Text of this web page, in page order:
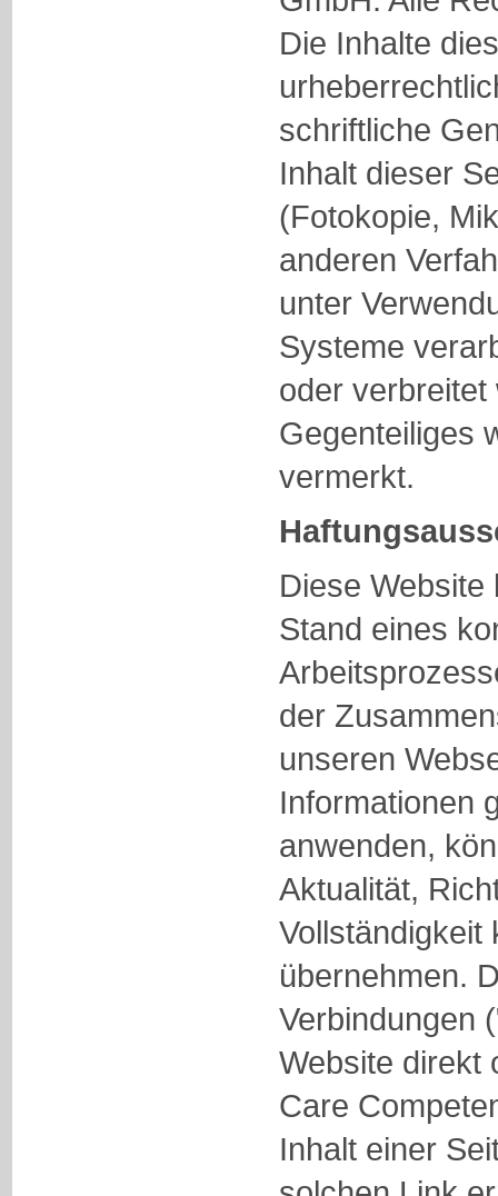
Die Inhalte
schriftliche
Inhalt dieser
(Fotokopie,
anderen
unter
Systeme
oder
Gegenteiliges
vermerkt.
Diese Website
Stand eines
der
unseren
Informationen
anwenden,
Aktualität,
Vollständigkeit
übernehmen.
Verbindungen
Website direkt
Care
Inhalt einer